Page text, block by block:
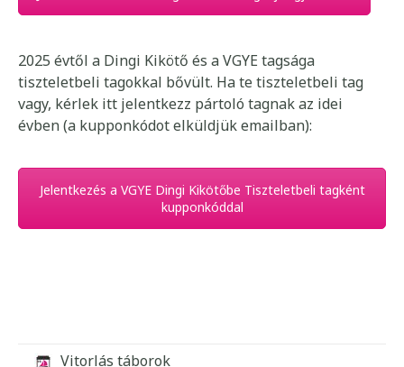
2025 évtől a Dingi Kikötő és a VGYE tagsága
tiszteletbeli tagokkal bővült. Ha te tiszteletbeli tag
vagy, kérlek itt jelentkezz pártoló tagnak az idei
évben (a kupponkódot elküldjük emailban):
Jelentkezés a VGYE Dingi Kikötőbe Tiszteletbeli tagként
kupponkóddal
Vitorlás táborok